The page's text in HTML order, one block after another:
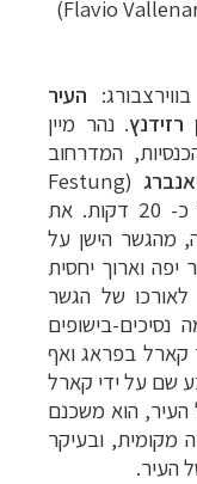
Flavio
)
העיר
רזידנץ.נהר מיין
המדרחוב
(Festung
הנמצא במרחק של כ- 20 דקות. את
מהגשר הישן על
יפה וארוך יחסית
בה נבנה – המאה ה- 15. לאורכו של הגשר
נסיכים-בישופים
קארל בפראג ואף
שם על ידי קארל
הוא משכנם
מקומית, ובעיקר
העיר.